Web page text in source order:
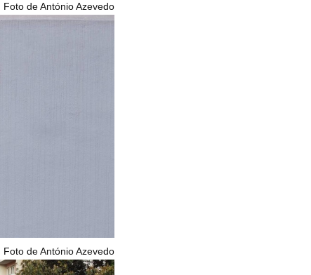
Foto de António Azevedo
Foto de António Azevedo